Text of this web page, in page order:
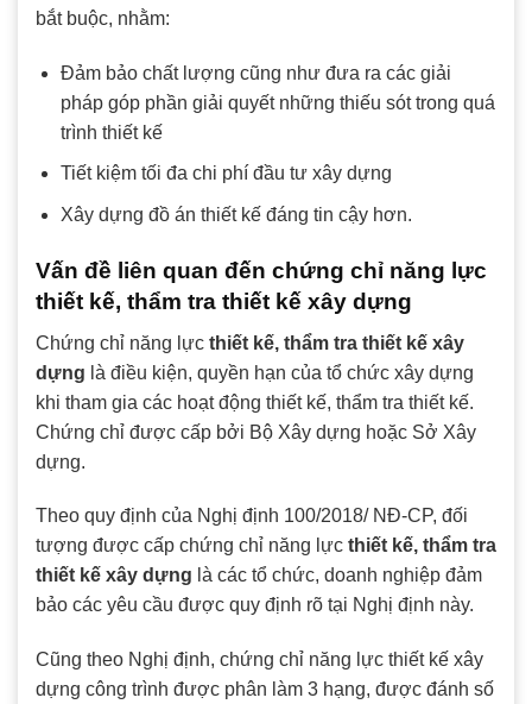
bắt buộc, nhằm:
Đảm bảo chất lượng cũng như đưa ra các giải
pháp góp phần giải quyết những thiếu sót trong quá
trình thiết kế
Tiết kiệm tối đa chi phí đầu tư xây dựng
Xây dựng đồ án thiết kế đáng tin cậy hơn.
Vấn đề liên quan đến chứng chỉ năng lực
thiết kế, thẩm tra thiết kế xây dựng
Chứng chỉ năng lực thiết kế, thẩm tra thiết kế xây
dựng là điều kiện, quyền hạn của tổ chức xây dựng
khi tham gia các hoạt động thiết kế, thẩm tra thiết kế.
Chứng chỉ được cấp bởi Bộ Xây dựng hoặc Sở Xây
dựng.
Theo quy định của Nghị định 100/2018/ NĐ-CP, đối
tượng được cấp chứng chỉ năng lực thiết kế, thẩm tra
thiết kế xây dựng là các tổ chức, doanh nghiệp đảm
bảo các yêu cầu được quy định rõ tại Nghị định này.
Cũng theo Nghị định, chứng chỉ năng lực thiết kế xây
dựng công trình được phân làm 3 hạng, được đánh số